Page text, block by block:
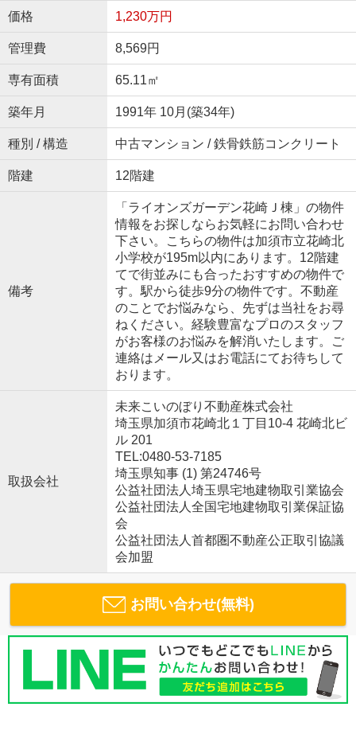
価格 1,230万円
管理費 8,569円
専有面積 65.11㎡
築年月 1991年 10月(築34年)
種別 / 構造 中古マンション / 鉄骨鉄筋コンクリート
階建 12階建
備考
「ライオンズガーデン花崎Ｊ棟」の物件
情報をお探しならお気軽にお問い合わせ
下さい。こちらの物件は加須市立花崎北
小学校が195m以内にあります。12階建
てで街並みにも合ったおすすめの物件で
す。駅から徒歩9分の物件です。不動産
のことでお悩みなら、先ずは当社をお尋
ねください。経験豊富なプロのスタッフ
がお客様のお悩みを解消いたします。ご
連絡はメール又はお電話にてお待ちして
おります。
取扱会社
未来こいのぼり不動産株式会社
埼玉県加須市花崎北１丁目10-4 花崎北ビ
ル 201
TEL:0480-53-7185
埼玉県知事 (1) 第24746号
公益社団法人埼玉県宅地建物取引業協会
公益社団法人全国宅地建物取引業保証協
会
公益社団法人首都圏不動産公正取引協議
会加盟
お問い合わせ(無料)